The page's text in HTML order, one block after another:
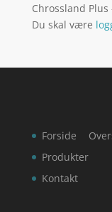
Chrossland Plus
Du skal være
Forside
Produkter
Kontakt